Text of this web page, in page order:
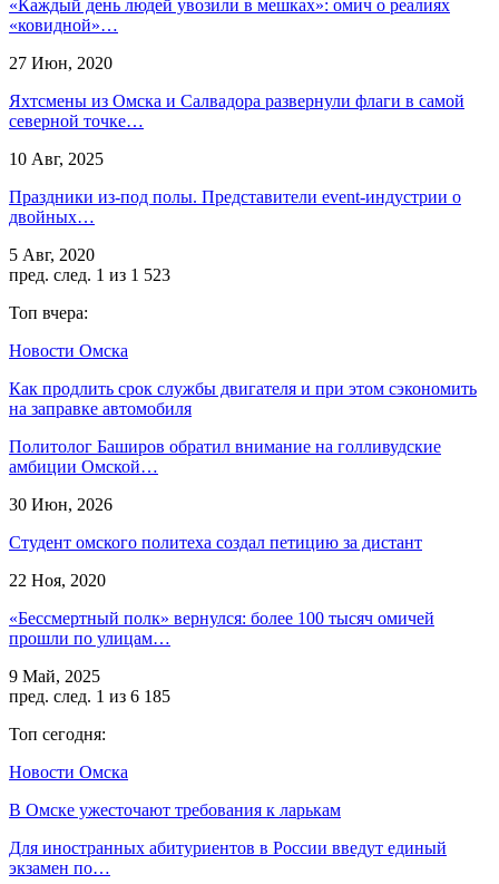
«Каждый день людей увозили в мешках»: омич о реалиях
«ковидной»…
27 Июн, 2020
Яхтсмены из Омска и Салвадора развернули флаги в самой
северной точке…
10 Авг, 2025
Праздники из-под полы. Представители event-индустрии о
двойных…
5 Авг, 2020
пред. след. 1 из 1 523
Топ вчера:
Новости Омска
Как продлить срок службы двигателя и при этом сэкономить
на заправке автомобиля
Политолог Баширов обратил внимание на голливудские
амбиции Омской…
30 Июн, 2026
Студент омского политеха создал петицию за дистант
22 Ноя, 2020
«Бессмертный полк» вернулся: более 100 тысяч омичей
прошли по улицам…
9 Май, 2025
пред. след. 1 из 6 185
Топ сегодня:
Новости Омска
В Омске ужесточают требования к ларькам
Для иностранных абитуриентов в России введут единый
экзамен по…